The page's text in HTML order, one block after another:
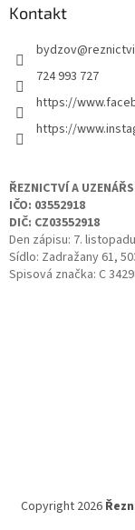
Kontakt
bydzov@
724 993 727
https://
https://
ŘEZNICTVÍ A
IČO: 03552918
DIČ: CZ03552918
Den zápisu: 7.
Sídlo: Zadražany 61,
Spisová značka: C
Copyright 2026